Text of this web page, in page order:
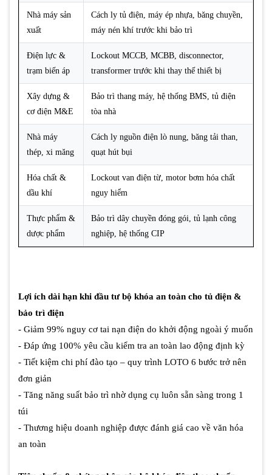
Nhà máy sản
xuất
Cách ly tủ điện, máy ép nhựa, băng chuyền,
máy nén khí trước khi bảo trì
Điện lực &
trạm biến áp
Lockout MCCB, MCBB, disconnector,
transformer trước khi thay thế thiết bị
Xây dựng &
cơ điện M&E
Bảo trì thang máy, hệ thống BMS, tủ điện
tòa nhà
Nhà máy
thép, xi măng
Cách ly nguồn điện lò nung, băng tải than,
quạt hút bụi
Hóa chất &
dầu khí
Lockout van điện từ, motor bơm hóa chất
nguy hiểm
Thực phẩm &
dược phẩm
Bảo trì dây chuyền đóng gói, tủ lạnh công
nghiệp, hệ thống CIP
Lợi ích dài hạn khi đầu tư bộ khóa an toàn cho tủ điện &
bảo trì điện
- Giảm 99% nguy cơ tai nạn điện do khởi động ngoài ý muốn
- Đáp ứng 100% yêu cầu kiểm tra an toàn lao động định kỳ
- Tiết kiệm chi phí đào tạo – quy trình LOTO 6 bước trở nên
đơn giản
- Tăng năng suất bảo trì nhờ dụng cụ luôn sẵn sàng trong 1
túi
- Thương hiệu doanh nghiệp được đánh giá cao về văn hóa
an toàn